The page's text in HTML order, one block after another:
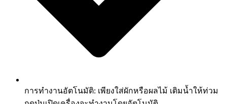
การทำงานอัตโนมัติ: เพียงใส่ผักหรือผลไม้ เติมน้ำให้ท่วม